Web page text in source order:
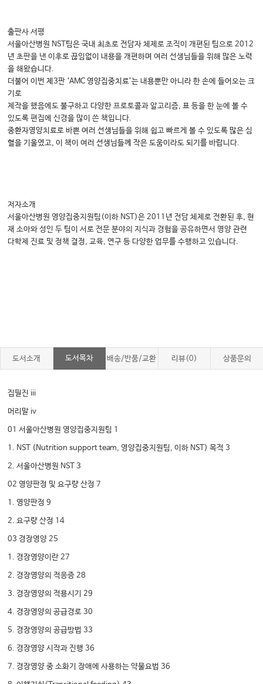
출판사 서평
서울아산병원 NST팀은 국내 최초로 전담자 체제로 조직이 개편된 팀으로 2012
년 초판을 낸 이후로 끊임없이 내용을 개편하며 여러 선생님들을 위해 많은 노력
을 해왔습니다.
더불어 이번 제3판 ‘AMC 영양집중치료’는 내용뿐만 아니라 한 손에 들어오는 크
기로
제작을 했음에도 불구하고 다양한 프로토콜과 알고리즘, 표 등을 한 눈에 볼 수
있도록 편집에 신경을 많이 쓴 책입니다.
중환자영양치료로 바쁜 여러 선생님들을 위해 쉽고 빠르게 볼 수 있도록 많은 심
혈을 기울였고, 이 책이 여러 선생님들께 작은 도움이라도 되기를 바랍니다.
저자소개
서울아산병원 영양집중지원팀(이하 NST)은 2011년 전담 체제로 전환된 후, 현
재 소아와 성인 두 팀이 서로 전문 분야의 지식과 경험을 공유하면서 영양 관련
다학제 진료 및 정책 결정, 교육, 연구 등 다양한 업무를 수행하고 있습니다.
도서소개 도서목차 배송/반품/교환 리뷰(0) 상품문의
집필진 iii
머리말 iv
01 서울아산병원 영양집중지원팀 1
1. NST (Nutrition support team, 영양집중지원팀, 이하 NST) 목적 3
2. 서울아산병원 NST 3
02 영양판정 및 요구량 산정 7
1. 영양판정 9
2. 요구량 산정 14
03 경장영양 25
1. 경장영양이란 27
2. 경장영양의 적응증 28
3. 경장영양의 적용시기 29
4. 경장영양의 공급경로 30
5. 경장영양의 공급방법 33
6. 경장영양 시작과 진행 36
7. 경장영양 중 소화기 장애에 사용하는 약물요법 36